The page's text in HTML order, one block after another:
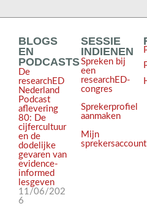
BLOGS
EN
PODCASTS
De
researchED
Nederland
Podcast
aflevering
80: De
cijfercultuur
en de
dodelijke
gevaren van
evidence-
informed
lesgeven
11/06/202
6
SESSIE
INDIENEN
Spreken bij
een
researchED-
congres
Sprekerprofiel
aanmaken
Mijn
sprekersaccount